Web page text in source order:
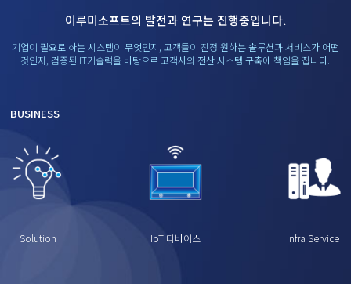
이루미소프트의 발전과 연구는 진행중입니다.
기업이 필요로 하는 시스템이 무엇인지, 고객들이 진정 원하는 솔루션과 서비스가 어떤
것인지, 검증된 IT기술력을 바탕으로 고객사의 전산 시스템 구축에 책임을 집니다.
BUSINESS
Solution IoT 디바이스 Infra Service